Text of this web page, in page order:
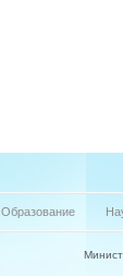
Образование